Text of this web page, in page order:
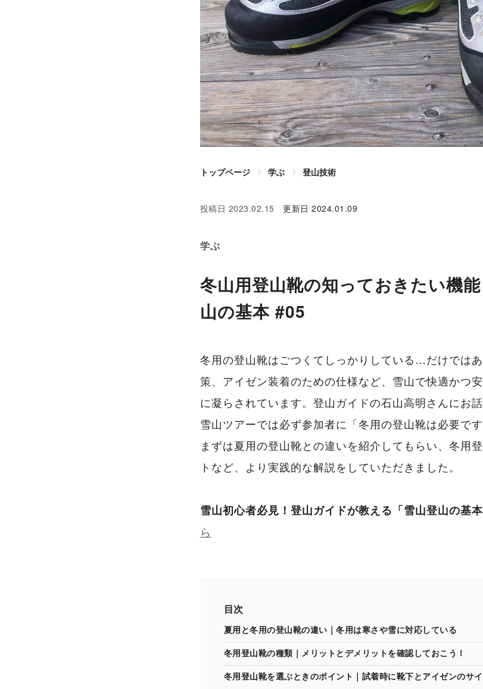
トップページ 学ぶ 登山技術
投稿日 2023.02.15 更新日 2024.01.09
学ぶ
冬山用登山靴の知っておきたい機
山の基本 #05
冬用の登山靴はごつくてしっかりしている…だけでは
策、アイゼン装着のための仕様など、雪山で快適かつ
に凝らされています。登山ガイドの石山高明さんにお
雪山ツアーでは必ず参加者に「冬用の登山靴は必要で
まずは夏用の登山靴との違いを紹介してもらい、冬用
トなど、より実践的な解説をしていただきました。
雪山初心者必見！登山ガイドが教える「雪山登山の基
ら
目次
夏用と冬用の登山靴の違い｜冬用は寒さや雪に対応している
冬用登山靴の種類｜メリットとデメリットを確認しておこう！
冬用登山靴を選ぶときのポイント｜試着時に靴下とアイゼンのサ